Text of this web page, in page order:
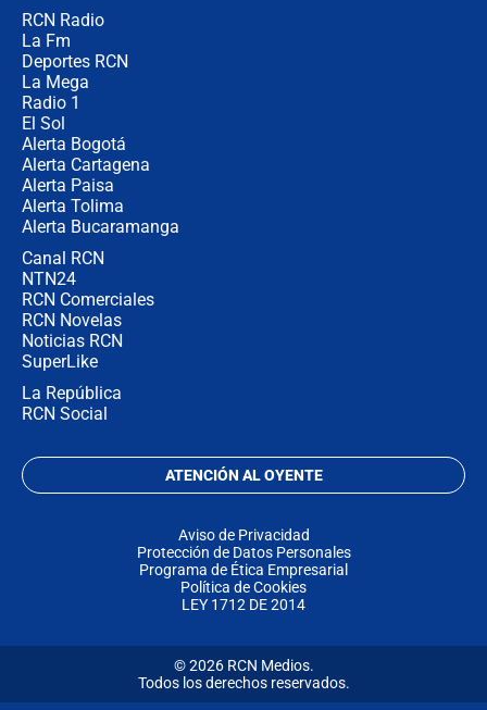
RCN Radio
La Fm
Deportes RCN
La Mega
Radio 1
El Sol
Alerta Bogotá
Alerta Cartagena
Alerta Paisa
Alerta Tolima
Alerta Bucaramanga
Canal RCN
NTN24
RCN Comerciales
RCN Novelas
Noticias RCN
SuperLike
La República
RCN Social
ATENCIÓN AL OYENTE
Aviso de Privacidad
Protección de Datos Personales
Programa de Ética Empresarial
Política de Cookies
LEY 1712 DE 2014
© 2026 RCN Medios.
Todos los derechos reservados.